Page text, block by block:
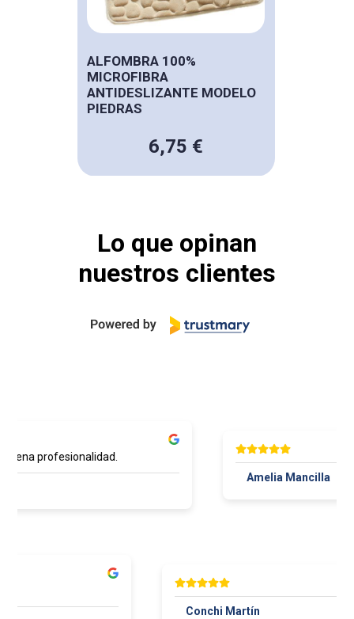
ALFOMBRA 100%
MICROFIBRA
ANTIDESLIZANTE MODELO
PIEDRAS
6,75 €
Lo que opinan
nuestros clientes
profesionalidad.
Amelia Mancilla
Conchi Martín